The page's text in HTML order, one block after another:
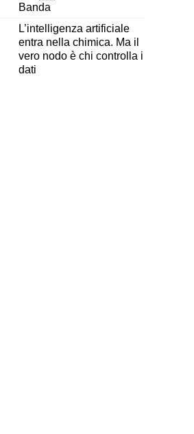
Banda
L’intelligenza artificiale
entra nella chimica. Ma il
vero nodo è chi controlla i
dati